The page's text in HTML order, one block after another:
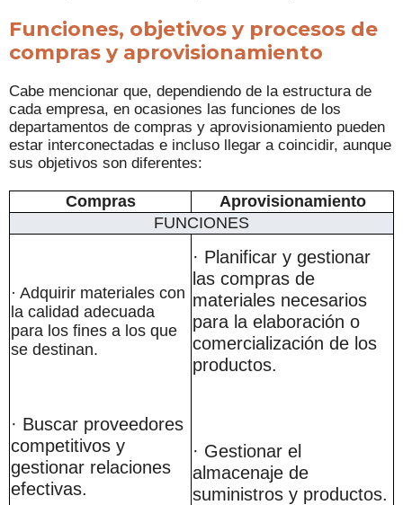
Funciones, objetivos y procesos de
compras y aprovisionamiento
Cabe mencionar que, dependiendo de la estructura de
cada empresa, en ocasiones las funciones de los
departamentos de compras y aprovisionamiento pueden
estar interconectadas e incluso llegar a coincidir, aunque
sus objetivos son diferentes:
Compras
Aprovisionamiento
FUNCIONES
· Adquirir materiales con
la calidad adecuada
para los fines a los que
se destinan.
· Buscar proveedores
competitivos y
gestionar relaciones
efectivas.
· Planificar y gestionar
las compras de
materiales necesarios
para la elaboración o
comercialización de los
productos.
· Gestionar el
almacenaje de
suministros y productos.